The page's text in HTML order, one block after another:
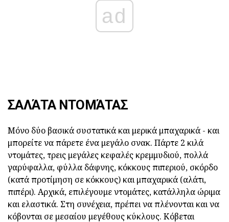
ad
ΣΑΛΆΤΑ ΝΤΟΜΆΤΑΣ
Μόνο δύο βασικά συστατικά και μερικά μπαχαρικά - και
μπορείτε να πάρετε ένα μεγάλο σνακ. Πάρτε 2 κιλά
ντομάτες, τρεις μεγάλες κεφαλές κρεμμυδιού, πολλά
γαρύφαλλα, φύλλα δάφνης, κόκκους πιπεριού, σκόρδο
(κατά προτίμηση σε κόκκους) και μπαχαρικά (αλάτι,
πιπέρι). Αρχικά, επιλέγουμε ντομάτες, κατάλληλα ώριμα
και ελαστικά. Στη συνέχεια, πρέπει να πλένονται και να
κόβονται σε μεσαίου μεγέθους κύκλους. Κόβεται